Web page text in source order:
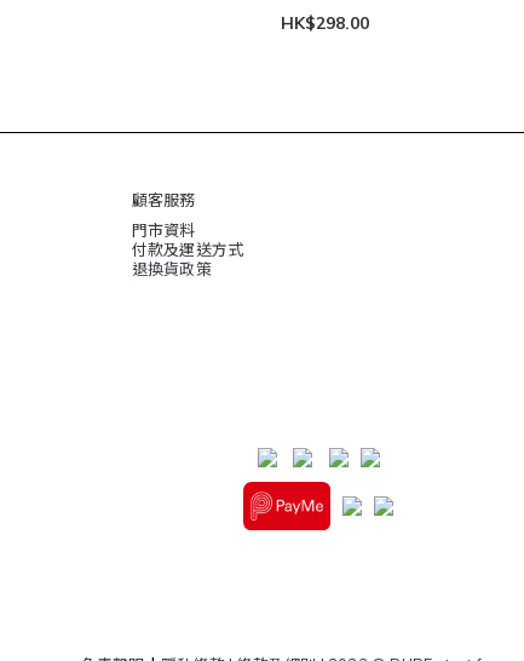
HK$298.00
顧客服務
門市資料
付款及運送方式
退換貨政策